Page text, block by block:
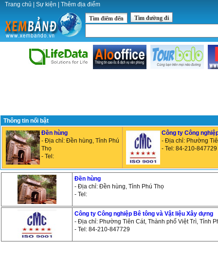
Trang chủ Sự kiện Thêm địa điểm
Tìm điểm đến Tìm đường đi
Thông tin nổi bật
Đền hùng
- Địa chỉ: Đền hùng, Tỉnh Phú
Thọ
- Tel:
Công ty Công
- Địa chỉ: Phường
- Tel: 84-210-847729
Đền hùng
- Địa chỉ: Đền hùng, Tỉnh Phú Thọ
- Tel:
Công ty Công nghiệp Bê tông và Vật liệu Xây dựng
- Địa chỉ: Phường Tiên Cát, Thành phố Việt Trì, Tỉnh
- Tel: 84-210-847729